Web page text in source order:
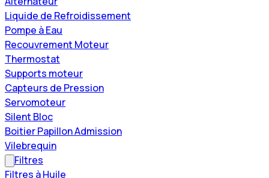
Liquide de Refroidissement
Pompe à Eau
Recouvrement Moteur
Thermostat
Supports moteur
Capteurs de Pression
Servomoteur
Silent Bloc
Boitier Papillon Admission
Vilebrequin
Filtres
Filtres à Huile